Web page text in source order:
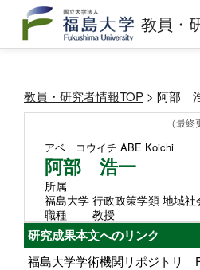
教員・
教員・研究者情報TOP > 阿部
（最
アベ コウイチ ABE Koichi
阿部 浩一
所属
福島大学 行政政策学類 地域社
職種
教授
研究成果本文へのリンク
福島大学学術機関リポジトリ